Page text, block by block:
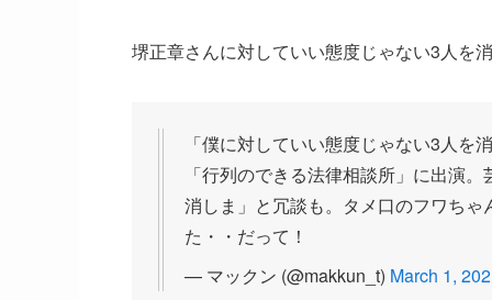
堺正章さんに対していい態度じゃない3人を
「僕に対していい態度じゃない3人
「行列のできる法律相談所」に出演
消しま」と冗談も。タメ口のフワち
た・・だって！
— マックン (@makkun_t) March 1,